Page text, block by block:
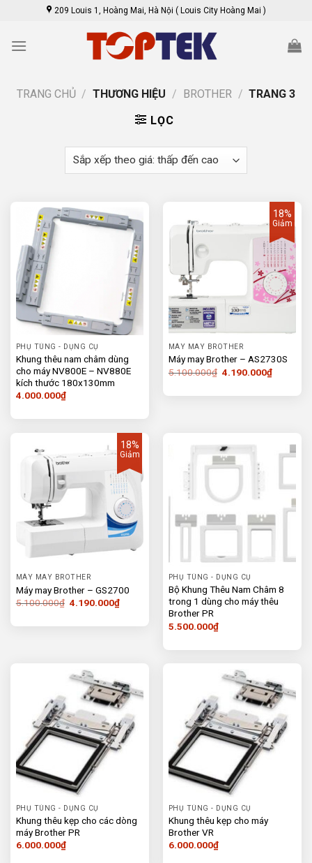
content
209 Louis 1, Hoàng Mai, Hà Nội ( Louis City Hoàng Mai )
TRANG CHỦ / THƯƠNG HIỆU / BROTHER / TRANG 3
LỌC
PHỤ TÙNG - DỤNG CỤ
Khung thêu nam châm dùng
cho máy NV800E – NV880E
kích thước 180x130mm
4.000.000₫
18%
Giảm
MÁY MAY BROTHER
Máy may Brother – AS2730S
5.100.000₫ Giá
5.100.000₫.
4.190.000₫Giá
hiện
là:
18%
Giảm
MÁY MAY BROTHER
Máy may Brother – GS2700
5.100.000₫ Giá
5.100.000₫.
4.190.000₫Giá
hiện
là:
PHỤ TÙNG - DỤNG CỤ
Bộ Khung Thêu Nam Châm 8
trong 1 dùng cho máy thêu
Brother PR
5.500.000₫
PHỤ TÙNG - DỤNG CỤ
Khung thêu kẹp cho các dòng
máy Brother PR
6.000.000₫
PHỤ TÙNG - DỤNG CỤ
Khung thêu kẹp cho máy
Brother VR
6.000.000₫